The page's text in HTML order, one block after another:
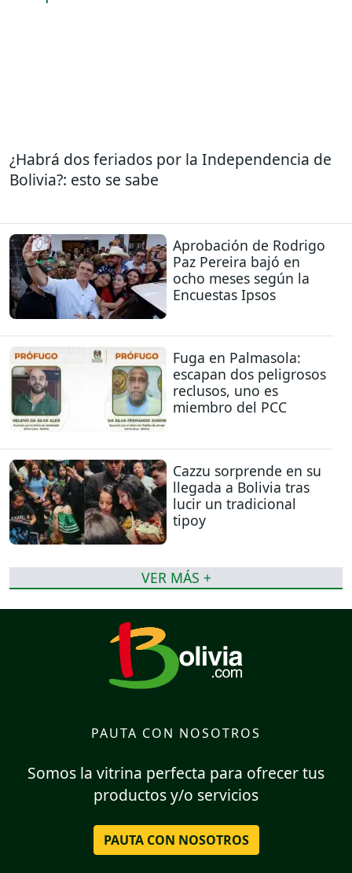
¿Habrá dos feriados por la Independencia de
Bolivia?: esto se sabe
Aprobación de Rodrigo
Paz Pereira bajó en
ocho meses según la
Encuestas Ipsos
Fuga en Palmasola:
escapan dos peligrosos
reclusos, uno es
miembro del PCC
Cazzu sorprende en su
llegada a Bolivia tras
lucir un tradicional
tipoy
VER MÁS +
PAUTA CON NOSOTROS
Somos la vitrina perfecta para ofrecer tus
productos y/o servicios
PAUTA CON NOSOTROS